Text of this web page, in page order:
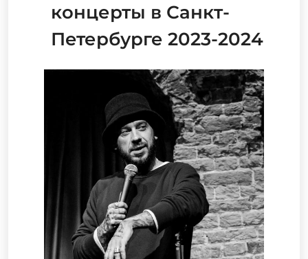
концерты в Санкт-
Петербурге 2023-2024